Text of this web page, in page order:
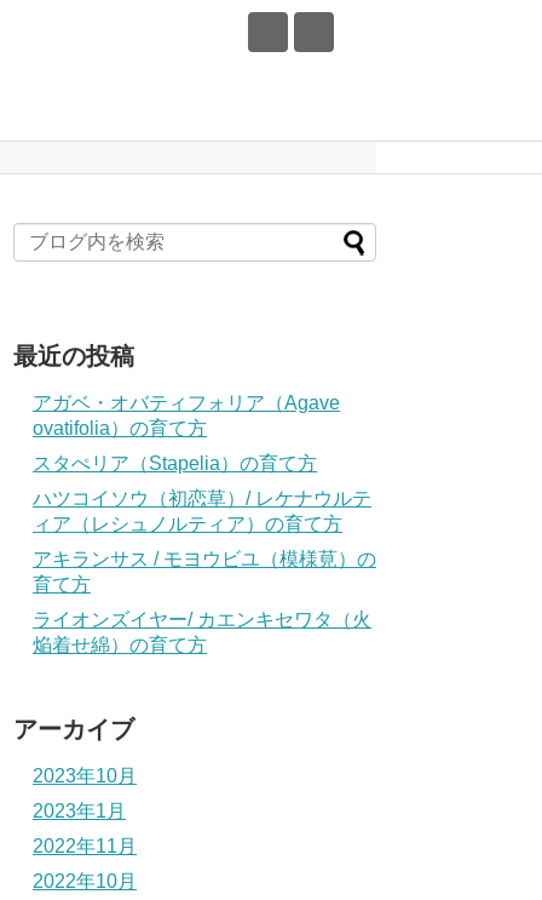
最近の投稿
アガベ・オバティフォリア（Agave
ovatifolia）の育て方
スタぺリア（Stapelia）の育て方
ハツコイソウ（初恋草）/ レケナウルテ
ィア（レシュノルティア）の育て方
アキランサス / モヨウビユ（模様莧）の
育て方
ライオンズイヤー/ カエンキセワタ（火
焔着せ綿）の育て方
アーカイブ
2023年10月
2023年1月
2022年11月
2022年10月